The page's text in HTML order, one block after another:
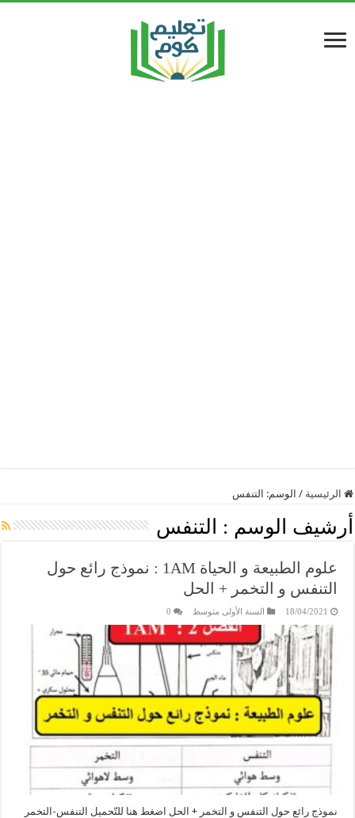
الرئيسية / الوسم: التنفس
أرشيف الوسم : التنفس
علوم الطبيعة و الحياة 1AM : نموذج رائع حول
التنفس و التخمر + الحل
18/04/2021 السنة الأولى متوسط 0
نموذج رائع حول التنفس و التخمر + الحل اضغط هنا للتّحميل التنفس-التخمر